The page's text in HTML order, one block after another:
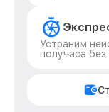
Устраним
получаса